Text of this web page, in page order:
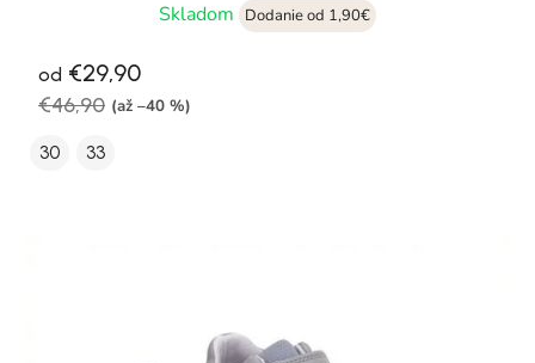
Skladom
Dodanie od 1,90€
od €29,90
€46,90 (až –40 %)
30 33